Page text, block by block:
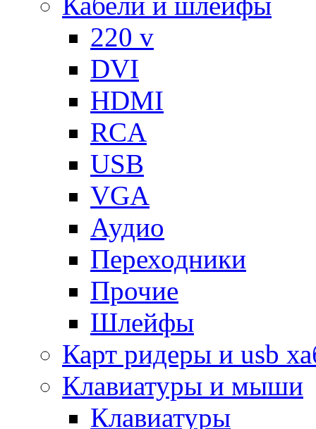
220 v
DVI
HDMI
RCA
USB
VGA
Аудио
Переходники
Прочие
Шлейфы
Карт ридеры и usb
Клавиатуры и мыши
Клавиатуры